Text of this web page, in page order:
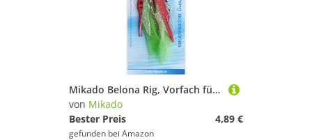
Mikado Belona Rig, Vorfach für Dorsch und Seelachs, Hakengröße 1/0, DREI, bunten Federn (Rot)
von Mikado
Bester Preis
4,89 €
gefunden bei Amazon